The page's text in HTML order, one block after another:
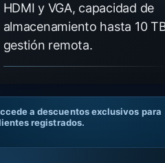
HDMI y VGA, capacidad de
almacenamiento hasta 10
gestión remota.
a descuentos exclusivos para
registrados.